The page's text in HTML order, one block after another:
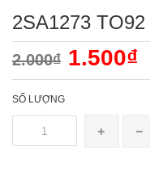
2SA1273
2.000₫ 1.500₫
SỐ LƯỢNG